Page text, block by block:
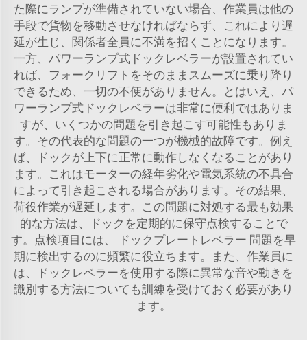
た際にランプが準備されていない場合、作業員は他の
手段で貨物を移動させなければならず、これにより遅
延が生じ、関係者全員に不満を招くことになります。
一方、パワーランプ式ドックレベラーが設置されてい
れば、フォークリフトをそのままスムーズに乗り降り
できるため、一切の不便がありません。とはいえ、パ
ワーランプ式ドックレベラーは非常に便利ではありま
すが、いくつかの問題を引き起こす可能性もありま
す。その代表的な問題の一つが機械的故障です。例え
ば、ドックが上下に正常に動作しなくなることがあり
ます。これはモーターの経年劣化や電気系統の不具合
によって引き起こされる場合があります。その結果、
荷役作業が遅延します。この問題に対処する最も効果
的な方法は、ドックを定期的に保守点検することで
す。点検項目には、
ドックプレートレベラー 問題を早
期に検出するのに頻繁に役立ちます。また、作業員に
は、ドックレベラーを使用する際に異常な音や動きを
識別する方法についても訓練を受けておく必要があり
ます。